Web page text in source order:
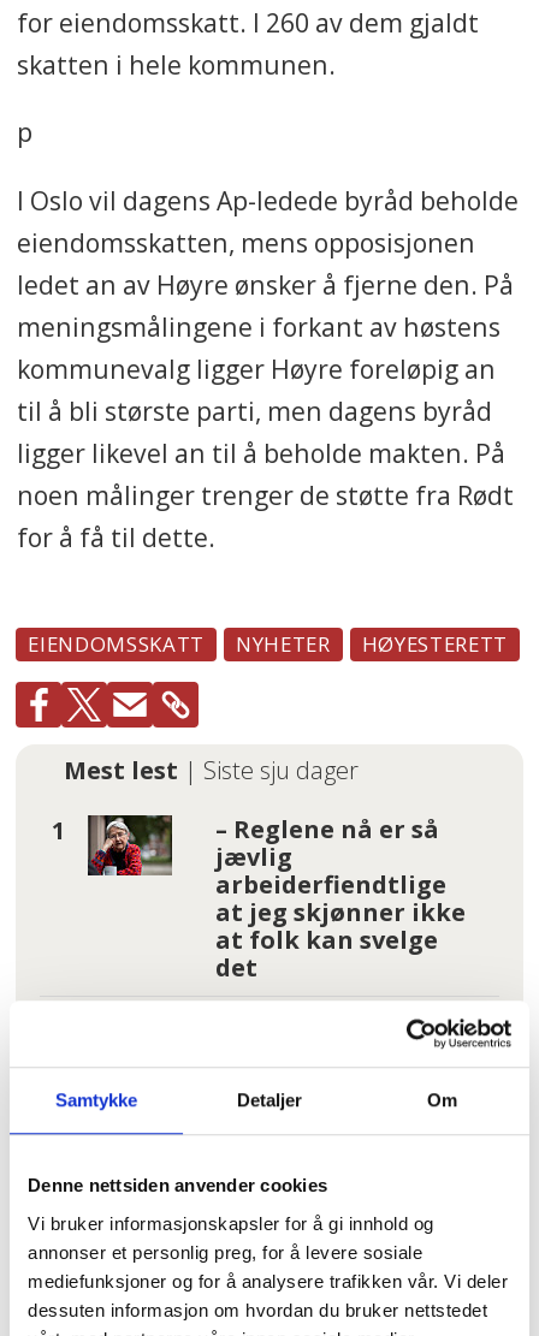
Samtykke Detaljer Om
Denne nettsiden anvender cookies
Vi bruker informasjonskapsler for å gi innhold og
annonser et personlig preg, for å levere sosiale
mediefunksjoner og for å analysere trafikken vår. Vi deler
dessuten informasjon om hvordan du bruker nettstedet
for eiendomsskatt. I 260 av dem gjaldt
skatten i hele kommunen.
p
I Oslo vil dagens Ap-ledede byråd beholde
eiendomsskatten, mens opposisjonen
ledet an av Høyre ønsker å fjerne den. På
meningsmålingene i forkant av høstens
kommunevalg ligger Høyre foreløpig an
til å bli største parti, men dagens byråd
ligger likevel an til å beholde makten. På
noen målinger trenger de støtte fra Rødt
for å få til dette.
EIENDOMSSKATT NYHETER HØYESTERETT
Mest lest | Siste sju dager
– Reglene nå er så
jævlig
arbeiderfiendtlige
at jeg skjønner ikke
at folk kan svelge
det
I kø for å bli enige
om lønna. Sjekk hele
lista her
har krav på gratis
uten å vite det
Hundrevis av
ansatte i Oslo